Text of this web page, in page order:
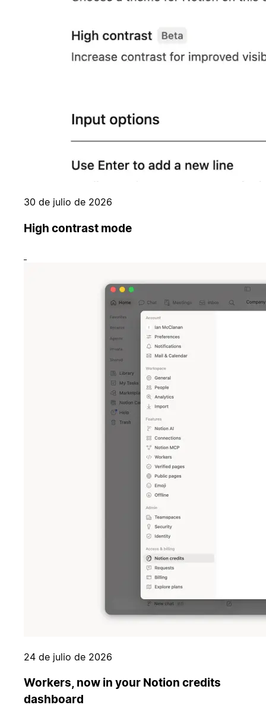
30 de julio de 2026
High contrast mode
24 de julio de 2026
Workers, now in your Notion credits
dashboard